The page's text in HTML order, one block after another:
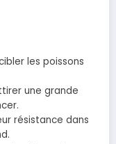
les poissons
une grande
résistance dans